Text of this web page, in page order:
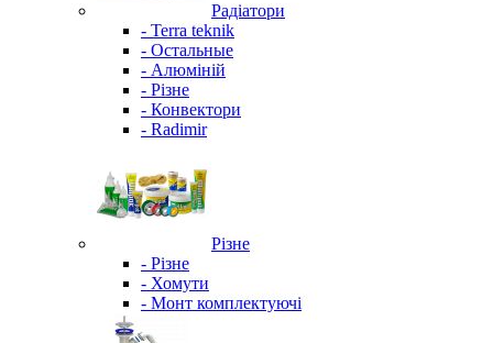
Радіатори
- Terra teknik
- Остальные
- Алюміній
- Різне
- Конвектори
- Radimir
Різне
- Різне
- Хомути
- Монт комплектуючі